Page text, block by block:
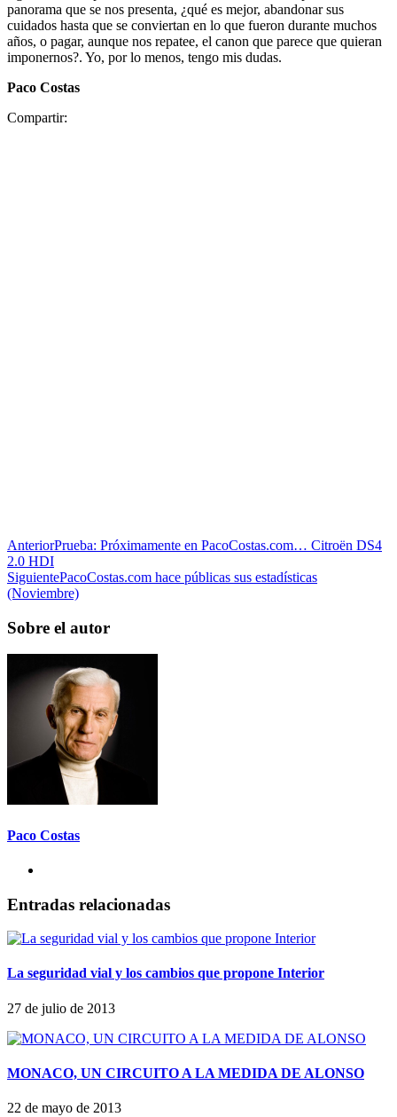
panorama que se nos presenta, ¿qué es mejor, abandonar sus
cuidados hasta que se conviertan en lo que fueron durante muchos
años, o pagar, aunque nos repatee, el canon que parece que quieran
imponernos?. Yo, por lo menos, tengo mis dudas.
Paco Costas
Compartir:
AnteriorPrueba: Próximamente en PacoCostas.com… Citroën DS4
2.0 HDI
SiguientePacoCostas.com hace públicas sus estadísticas
(Noviembre)
Sobre el autor
Paco Costas
Entradas relacionadas
La seguridad vial y los cambios que propone Interior
27 de julio de 2013
MONACO, UN CIRCUITO A LA MEDIDA DE ALONSO
22 de mayo de 2013